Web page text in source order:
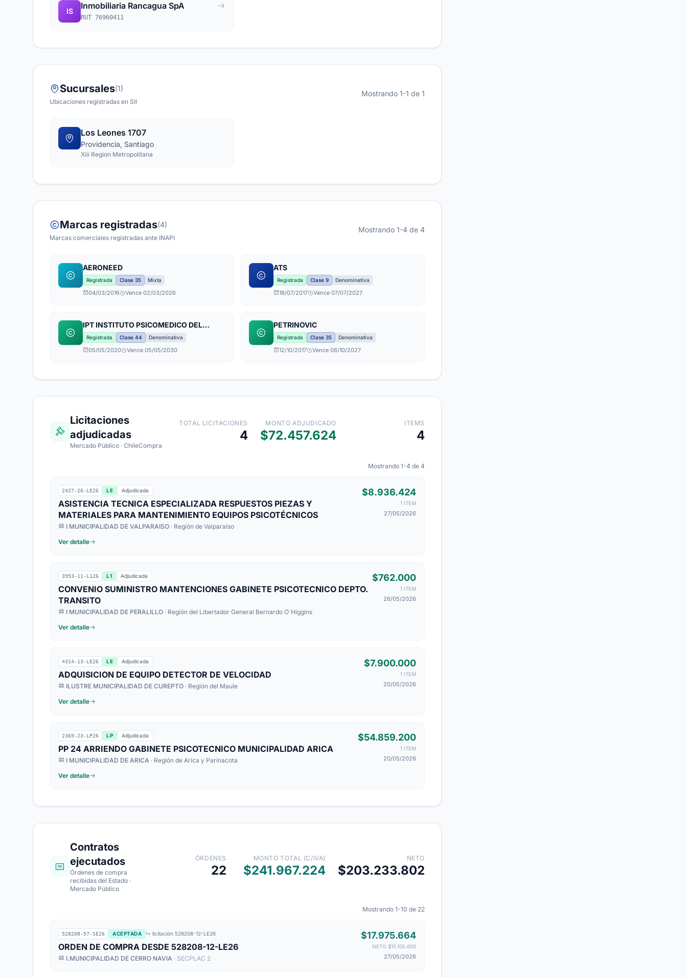
IS
Inmobiliaria Rancagua SpA
RUT 76960411
Sucursales(1)
Ubicaciones registradas en SII
Mostrando 1-1 de 1
Los Leones 1707
Providencia, Santiago
Xiii Region Metropolitana
Marcas registradas(4)
Marcas comerciales registradas ante INAPI
Mostrando 1-4 de 4
AERONEED
Registrada Clase 35 Mixta
04/03/2016 Vence 02/03/2026
ATS
Registrada Clase 9 Denominativa
18/07/2017 Vence 07/07/2027
IPT INSTITUTO PSICOMEDICO DEL
TRABAJO
Registrada Clase 44 Denominativa
05/05/2020 Vence 05/05/2030
PETRINOVIC
Registrada Clase 35 Denominativa
12/10/2017 Vence 06/10/2027
Licitaciones
adjudicadas
Mercado Público · ChileCompra
TOTAL LICITACIONES
4
MONTO ADJUDICADO
$72.457.624
ITEMS
4
Mostrando 1-4 de 4
2427-26-LE26 LE Adjudicada
ASISTENCIA TECNICA ESPECIALIZADA RESPUESTOS PIEZAS Y
MATERIALES PARA MANTENIMIENTO EQUIPOS PSICOTÉCNICOS
I MUNICIPALIDAD DE VALPARAISO · Región de Valparaíso
$8.936.424
1 ITEM
27/05/2026
Ver detalle
3953-11-L126 L1 Adjudicada
CONVENIO SUMINISTRO MANTENCIONES GABINETE PSICOTECNICO DEPTO.
TRANSITO
I MUNICIPALIDAD DE PERALILLO · Región del Libertador General Bernardo O´Higgins
$762.000
1 ITEM
26/05/2026
Ver detalle
4314-13-LE26 LE Adjudicada
ADQUISICION DE EQUIPO DETECTOR DE VELOCIDAD
ILUSTRE MUNICIPALIDAD DE CUREPTO · Región del Maule
$7.900.000
1 ITEM
20/05/2026
Ver detalle
2369-23-LP26 LP Adjudicada
PP 24 ARRIENDO GABINETE PSICOTECNICO MUNICIPALIDAD ARICA
I MUNICIPALIDAD DE ARICA · Región de Arica y Parinacota
$54.859.200
1 ITEM
20/05/2026
Ver detalle
Contratos
ejecutados
Órdenes de compra
recibidas del Estado ·
Mercado Público
ÓRDENES
22
MONTO TOTAL (C/IVA)
$241.967.224
NETO
$203.233.802
Mostrando 1-10 de 22
528208-57-SE26 ACEPTADA ↳ licitación 528208-12-LE26
ORDEN DE COMPRA DESDE 528208-12-LE26
I.MUNICIPALIDAD DE CERRO NAVIA · SECPLAC 2
$17.975.664
NETO $15.105.600
27/05/2026